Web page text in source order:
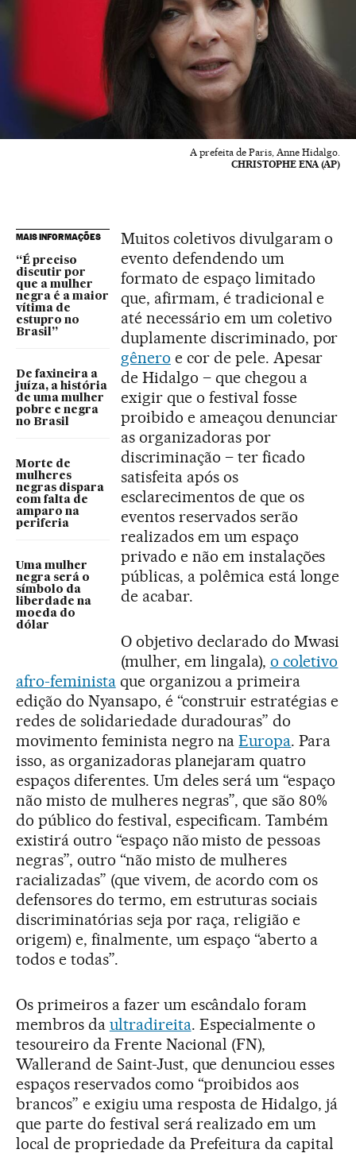
A prefeita de Paris, Anne Hidalgo.
CHRISTOPHE ENA (AP)
MAIS INFORMAÇÕES
“É preciso
discutir por
que a mulher
negra é a maior
vítima de
estupro no
Brasil”
De faxineira a
juíza, a história
de uma mulher
pobre e negra
no Brasil
Morte de
mulheres
negras dispara
com falta de
amparo na
periferia
Uma mulher
negra será o
símbolo da
liberdade na
moeda do
dólar
Muitos coletivos divulgaram o
evento defendendo um
formato de espaço limitado
que, afirmam, é tradicional e
até necessário em um coletivo
duplamente discriminado, por
gênero e cor de pele. Apesar
de Hidalgo – que chegou a
exigir que o festival fosse
proibido e ameaçou denunciar
as organizadoras por
discriminação – ter ficado
satisfeita após os
esclarecimentos de que os
eventos reservados serão
realizados em um espaço
privado e não em instalações
públicas, a polêmica está longe
de acabar.
O objetivo declarado do Mwasi
(mulher, em lingala), o coletivo
afro-feministaque organizou a primeira
edição do Nyansapo, é “construir estratégias e
redes de solidariedade duradouras” do
movimento feminista negro naEuropa. Para
isso, as organizadoras planejaram quatro
espaços diferentes. Um deles será um “espaço
não misto de mulheres negras”, que são 80%
do público do festival, especificam. Também
existirá outro “espaço não misto de pessoas
negras”, outro “não misto de mulheres
racializadas” (que vivem, de acordo com os
defensores do termo, em estruturas sociais
discriminatórias seja por raça, religião e
origem) e, finalmente, um espaço “aberto a
todos e todas”.
Os primeiros a fazer um escândalo foram
membros da ultradireita. Especialmente o
tesoureiro da Frente Nacional (FN),
Wallerand de Saint-Just, que denunciou esses
espaços reservados como “proibidos aos
brancos” e exigiu uma resposta de Hidalgo, já
que parte do festival será realizado em um
local de propriedade da Prefeitura da capital